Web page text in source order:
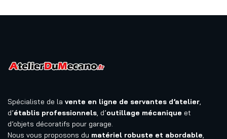
Spécialiste de la vente en ligne de servantes d’atelier
d’établis professionnels , d’outillage mécanique et
d’objets décoratifs pour garage.
Nous vous proposons du matériel robuste et abordable